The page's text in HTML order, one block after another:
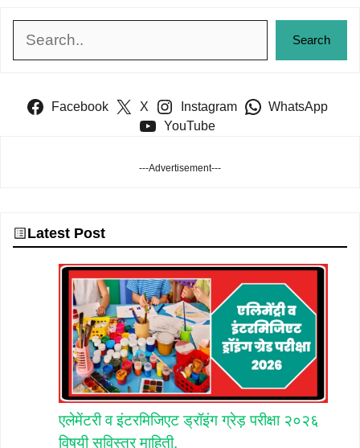
Search
Facebook X Instagram
WhatsApp
YouTube
---Advertisement---
Latest Post
एलेमेंटरी व इंटरमिजिएट ड्रॉइंग ग्रेड़ परीक्षा २०२६
विषयी सविस्तर माहिती.